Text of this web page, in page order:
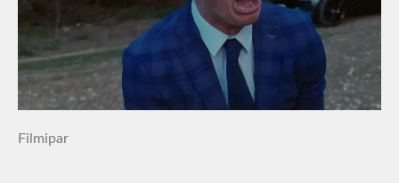
Filmipar